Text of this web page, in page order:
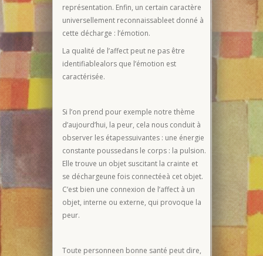
représentation. Enfin, un certain caractère
universellement reconnaissableet donné à
cette décharge : l’émotion.
La qualité de l’affect peut ne pas être
identifiablealors que l’émotion est
caractérisée.
Si l’on prend pour exemple notre thème
d’aujourd’hui, la peur, cela nous conduit à
observer les étapessuivantes : une énergie
constante poussedans le corps : la pulsion.
Elle trouve un objet suscitant la crainte et
se déchargeune fois connectéeà cet objet.
C’est bien une connexion de l’affect à un
objet, interne ou externe, qui provoque la
peur.
Toute personneen bonne santé peut dire,